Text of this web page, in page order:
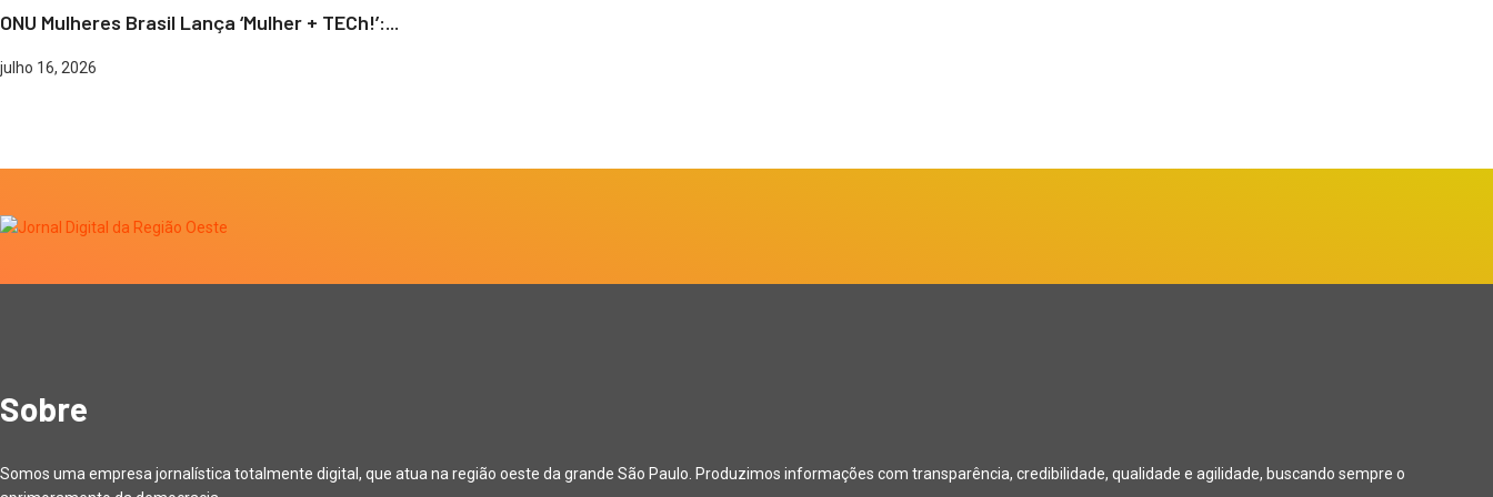
ONU Mulheres Brasil Lança ‘Mulher + TECh!’:...
julho 16, 2026
Sobre
Somos uma empresa jornalística totalmente digital, que atua na região oeste da grande São Paulo. Produzimos informações com transparência, credibilidade, qualidade e agilidade, buscando sempre o